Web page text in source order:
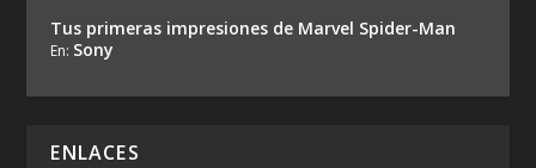
Tus primeras impresiones de Marvel Spider-Man
En: Sony
ENLACES